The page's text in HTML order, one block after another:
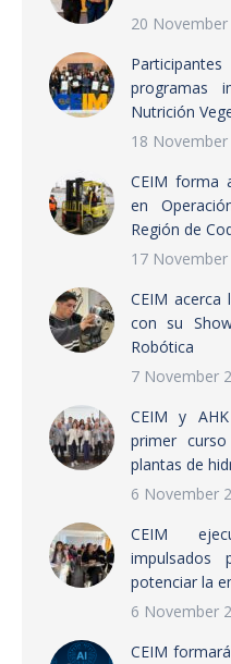
20 November
programas
Nutrición
18 November
CEIM forma
en
Región de
17 November
CEIM acerca
con su
Robótica
7 November
CEIM y
primer
plantas de
6 November
CEIM
impulsados
potenciar la
6 November
CEIM